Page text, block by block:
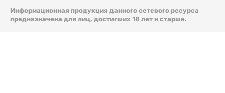
Информационная продукция данного сетевого ресурса
предназначена для лиц, достигших 18 лет и старше.